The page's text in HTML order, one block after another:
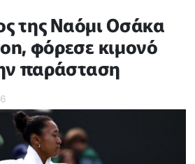
της Ναόμι Οσάκα
φόρεσε κιμονό
παράσταση